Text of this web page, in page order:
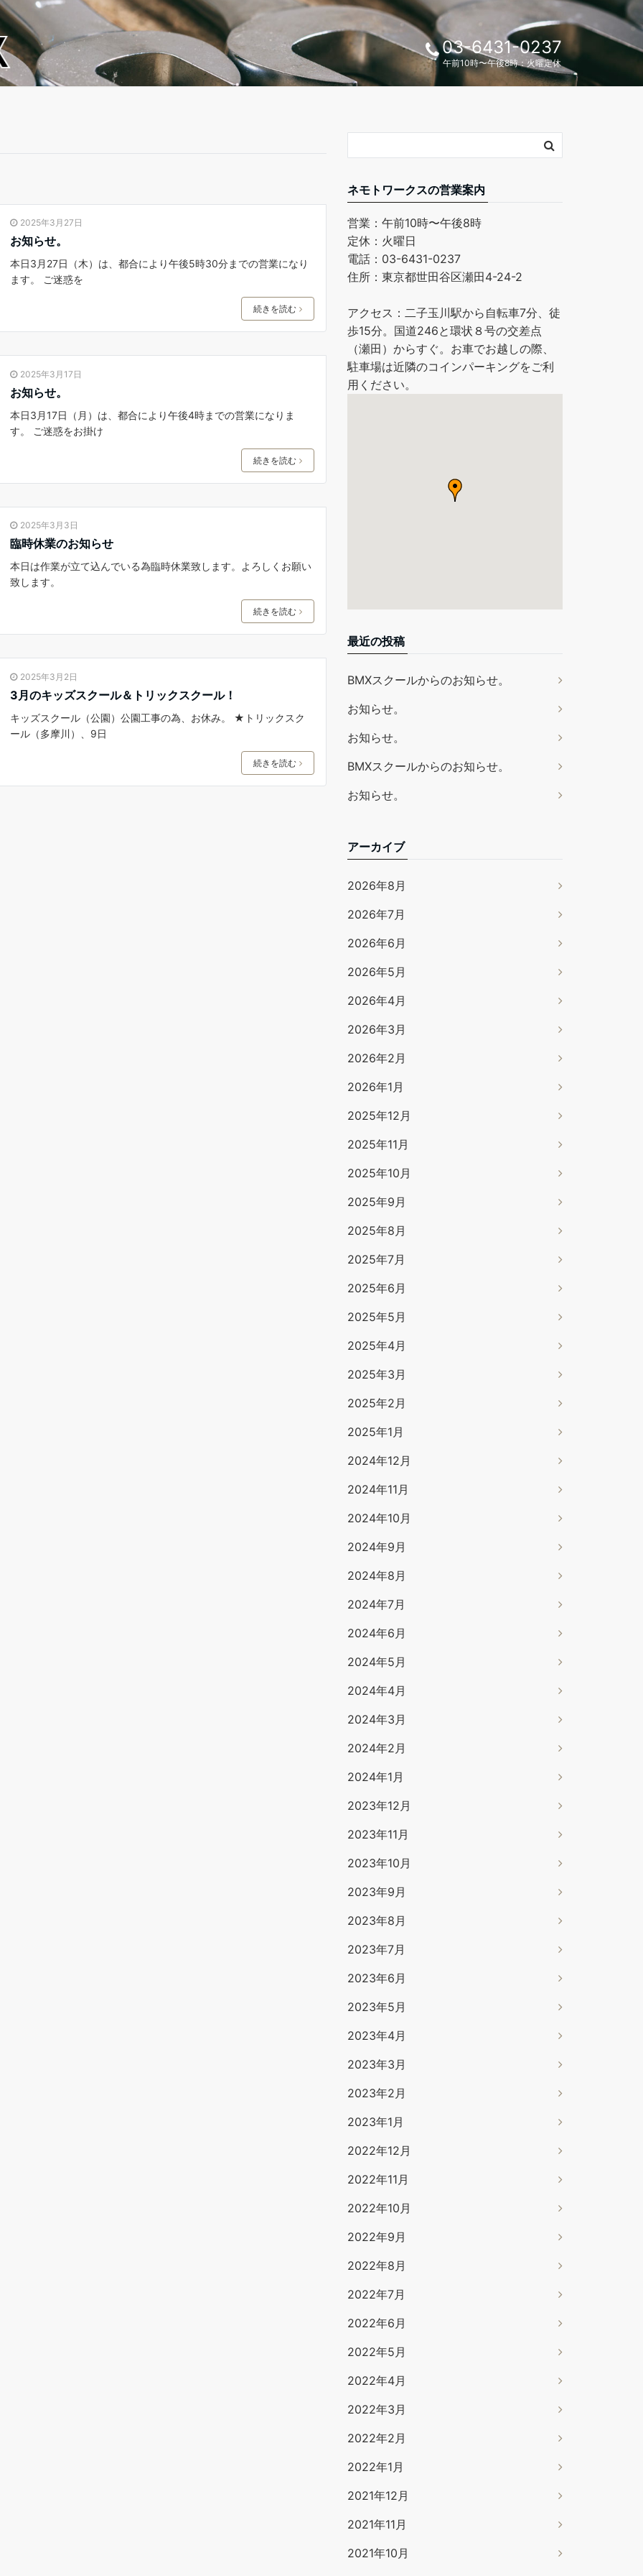
03-6431-0237
午前10時〜午後8時：火曜定休
2025年3月27日
お知らせ。
本日3月27日（木）は、都合により午後5時30分までの営業になり
ます。 ご迷惑を
続きを読む
2025年3月17日
お知らせ。
本日3月17日（月）は、都合により午後4時までの営業になりま
す。 ご迷惑をお掛け
続きを読む
2025年3月3日
臨時休業のお知らせ
本日は作業が立て込んでいる為臨時休業致します。よろしくお願い
致します。
続きを読む
2025年3月2日
3月のキッズスクール＆トリックスクール！
キッズスクール（公園）公園工事の為、お休み。 ★トリックスク
ール（多摩川）、9日
続きを読む
ネモトワークスの営業案内
営業：午前10時〜午後8時
定休：火曜日
電話：03-6431-0237
住所：東京都世田谷区瀬田4-24-2
アクセス：二子玉川駅から自転車7分、徒
歩15分。国道246と環状８号の交差点
（瀬田）からすぐ。お車でお越しの際、
駐車場は近隣のコインパーキングをご利
用ください。
最近の投稿
BMXスクールからのお知らせ。
お知らせ。
お知らせ。
BMXスクールからのお知らせ。
お知らせ。
アーカイブ
2026年8月
2026年7月
2026年6月
2026年5月
2026年4月
2026年3月
2026年2月
2026年1月
2025年12月
2025年11月
2025年10月
2025年9月
2025年8月
2025年7月
2025年6月
2025年5月
2025年4月
2025年3月
2025年2月
2025年1月
2024年12月
2024年11月
2024年10月
2024年9月
2024年8月
2024年7月
2024年6月
2024年5月
2024年4月
2024年3月
2024年2月
2024年1月
2023年12月
2023年11月
2023年10月
2023年9月
2023年8月
2023年7月
2023年6月
2023年5月
2023年4月
2023年3月
2023年2月
2023年1月
2022年12月
2022年11月
2022年10月
2022年9月
2022年8月
2022年7月
2022年6月
2022年5月
2022年4月
2022年3月
2022年2月
2022年1月
2021年12月
2021年11月
2021年10月